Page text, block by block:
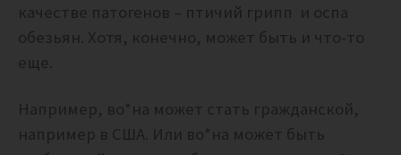
качестве патогенов – птичий грипп и оспа
обезьян. Хотя, конечно, может быть и что-то
еще.
Например, во*на может стать гражданской,
например в США. Или во*на может быть